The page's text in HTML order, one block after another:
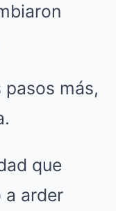
más,
que
a arder